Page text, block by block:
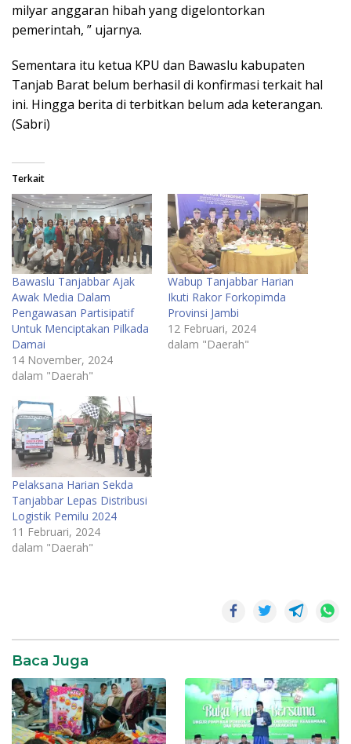
milyar anggaran hibah yang digelontorkan
pemerintah, ” ujarnya.
Sementara itu ketua KPU dan Bawaslu kabupaten
Tanjab Barat belum berhasil di konfirmasi terkait hal
ini. Hingga berita di terbitkan belum ada keterangan.
(Sabri)
Terkait
Bawaslu Tanjabbar Ajak
Awak Media Dalam
Pengawasan Partisipatif
Untuk Menciptakan Pilkada
Damai
14 November, 2024
dalam "Daerah"
Wabup Tanjabbar Harian
Ikuti Rakor Forkopimda
Provinsi Jambi
12 Februari, 2024
dalam "Daerah"
Pelaksana Harian Sekda
Tanjabbar Lepas Distribusi
Logistik Pemilu 2024
11 Februari, 2024
dalam "Daerah"
Baca Juga